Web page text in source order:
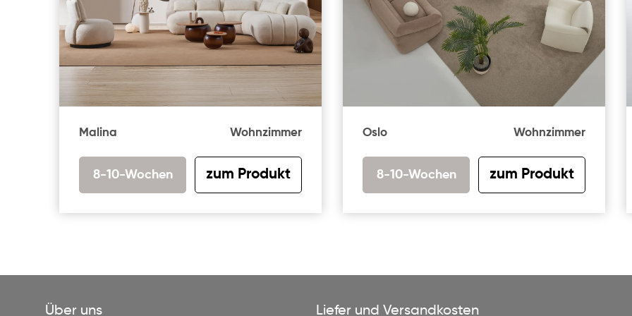
Malina Wohnzimmer
8-10-Wochen zum Produkt
Oslo Wohnzimmer
8-10-Wochen zum Produkt
Über uns Liefer und Versandkosten